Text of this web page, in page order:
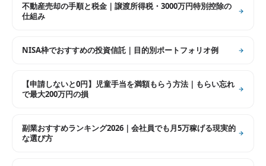
不動産売却の手順と税金｜譲渡所得税・3000万円特別控除の
仕組み
NISA枠でおすすめの投資信託｜目的別ポートフォリオ例
【申請しないと0円】児童手当を満額もらう方法｜もらい忘れ
で最大200万円の損
副業おすすめランキング2026｜会社員でも月5万稼げる現実的
な選び方